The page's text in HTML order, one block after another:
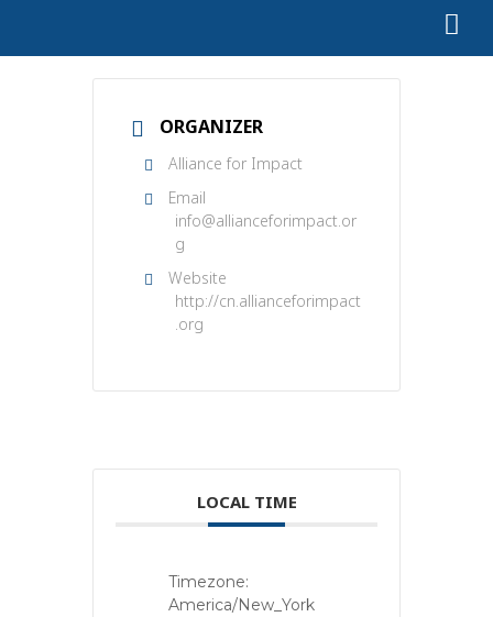
ORGANIZER
Alliance for Impact
Email
info@allianceforimpact.or
g
Website
http://cn.allianceforimpact
.org
LOCAL TIME
Timezone:
America/New_York